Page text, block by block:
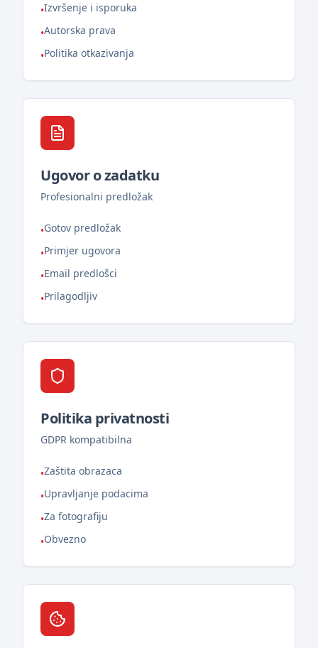
•Izvršenje i isporuka
•Autorska prava
•Politika otkazivanja
Ugovor o zadatku
Profesionalni predložak
•Gotov predložak
•Primjer ugovora
•Email predlošci
•Prilagodljiv
Politika privatnosti
GDPR kompatibilna
•Zaštita obrazaca
•Upravljanje podacima
•Za fotografiju
•Obvezno